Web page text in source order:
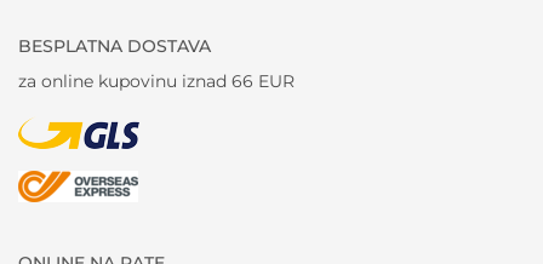
BESPLATNA DOSTAVA
za online kupovinu iznad 66 EUR